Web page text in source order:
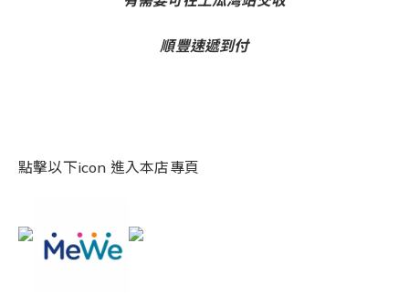
順豐速遞到付
點擊以下icon 進入本店專頁